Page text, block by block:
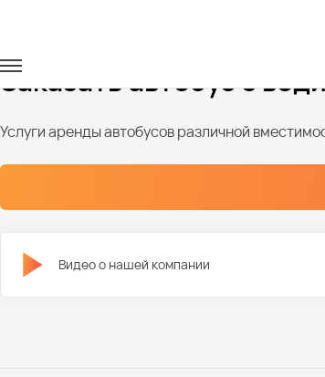
Заказать автобус с
Услуги аренды автобусов различной
Видео о нашей компании